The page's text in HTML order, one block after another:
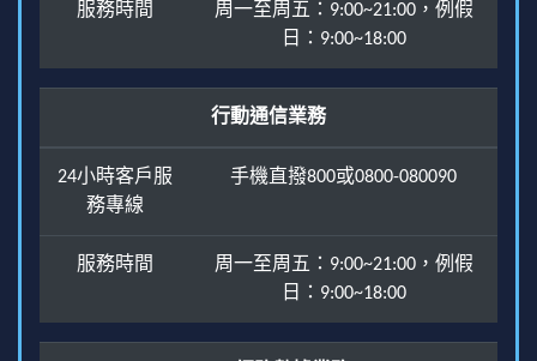
服務時間
周一至周五：9:00~21:00，例假
日：9:00~18:00
行動通信業務
24小時客戶服
務專線
手機直撥800或0800-080090
服務時間
周一至周五：9:00~21:00，例假
日：9:00~18:00